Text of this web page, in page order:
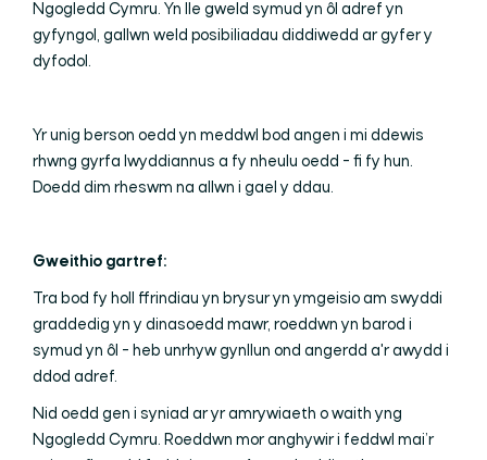
Ngogledd Cymru. Yn lle gweld symud yn ôl adref yn
gyfyngol, gallwn weld posibiliadau diddiwedd ar gyfer y
dyfodol.
Yr unig berson oedd yn meddwl bod angen i mi ddewis
rhwng gyrfa lwyddiannus a fy nheulu oedd - fi fy hun.
Doedd dim rheswm na allwn i gael y ddau.
Gweithio gartref:
Tra bod fy holl ffrindiau yn brysur yn ymgeisio am swyddi
graddedig yn y dinasoedd mawr, roeddwn yn barod i
symud yn ôl - heb unrhyw gynllun ond angerdd a'r awydd i
ddod adref.
Nid oedd gen i syniad ar yr amrywiaeth o waith yng
Ngogledd Cymru. Roeddwn mor anghywir i feddwl mai’r